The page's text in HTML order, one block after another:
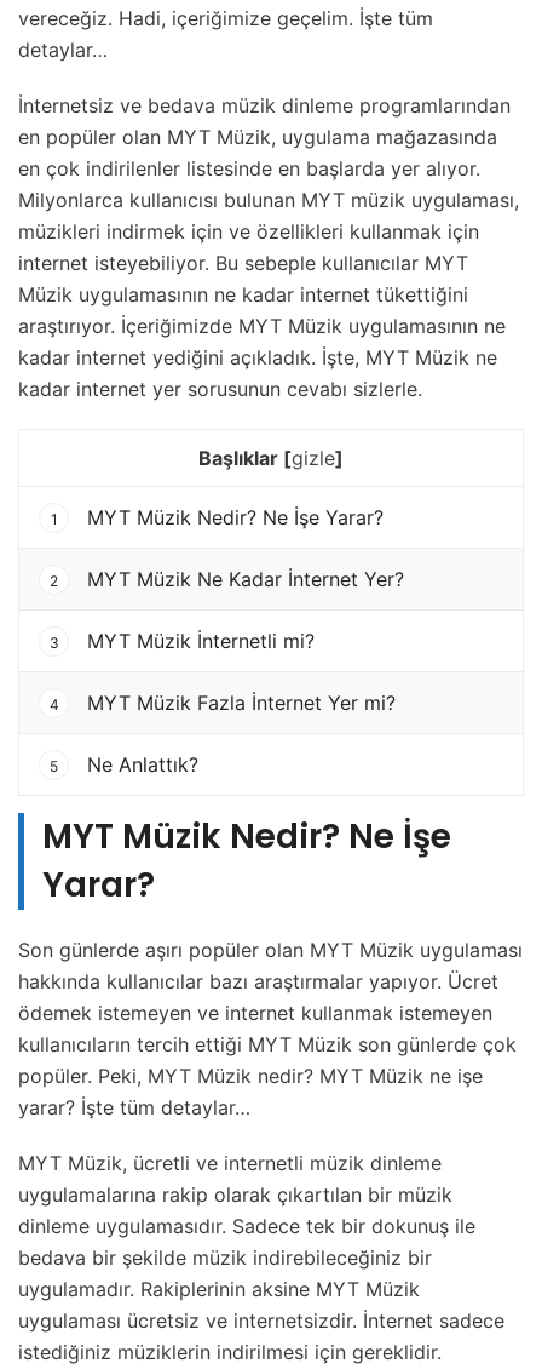
vereceğiz. Hadi, içeriğimize geçelim. İşte tüm
detaylar…
İnternetsiz ve bedava müzik dinleme programlarından
en popüler olan MYT Müzik, uygulama mağazasında
en çok indirilenler listesinde en başlarda yer alıyor.
Milyonlarca kullanıcısı bulunan MYT müzik uygulaması,
müzikleri indirmek için ve özellikleri kullanmak için
internet isteyebiliyor. Bu sebeple kullanıcılar MYT
Müzik uygulamasının ne kadar internet tükettiğini
araştırıyor. İçeriğimizde MYT Müzik uygulamasının ne
kadar internet yediğini açıkladık. İşte, MYT Müzik ne
kadar internet yer sorusunun cevabı sizlerle.
Başlıklar [gizle]
1 MYT Müzik Nedir? Ne İşe Yarar?
2 MYT Müzik Ne Kadar İnternet Yer?
3 MYT Müzik İnternetli mi?
4 MYT Müzik Fazla İnternet Yer mi?
5 Ne Anlattık?
MYT Müzik Nedir? Ne İşe
Yarar?
Son günlerde aşırı popüler olan MYT Müzik uygulaması
hakkında kullanıcılar bazı araştırmalar yapıyor. Ücret
ödemek istemeyen ve internet kullanmak istemeyen
kullanıcıların tercih ettiği MYT Müzik son günlerde çok
popüler. Peki, MYT Müzik nedir? MYT Müzik ne işe
yarar? İşte tüm detaylar…
MYT Müzik, ücretli ve internetli müzik dinleme
uygulamalarına rakip olarak çıkartılan bir müzik
dinleme uygulamasıdır. Sadece tek bir dokunuş ile
bedava bir şekilde müzik indirebileceğiniz bir
uygulamadır. Rakiplerinin aksine MYT Müzik
uygulaması ücretsiz ve internetsizdir. İnternet sadece
istediğiniz müziklerin indirilmesi için gereklidir.